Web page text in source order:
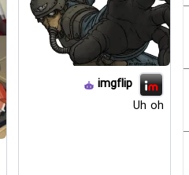
imgflip
Uh oh